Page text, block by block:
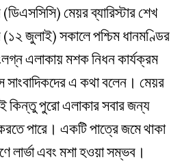
মেয়র ব্যারিস্টার শেখ
জুলাই) সকালে পশ্চিম ধানমণ্ডির
এলাকায় মশক নিধন কার্যক্রম
সাংবাদিকদের এ কথা বলেন। মেয়র
কিন্তু পুরো এলাকার সবার জন্য
পারে। একটি পাত্রে জমে থাকা
লার্ভা এবং মশা হওয়া সম্ভব।